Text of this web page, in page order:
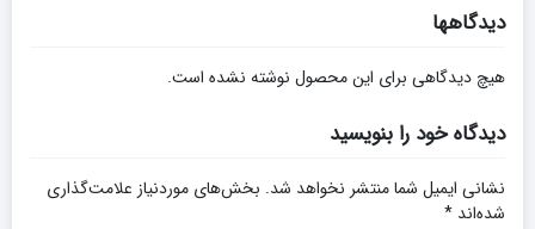
دیدگاهها
هیچ دیدگاهی برای این محصول نوشته نشده است.
دیدگاه خود را بنویسید
نشانی ایمیل شما منتشر نخواهد شد. بخش‌های موردنیاز علامت‌گذاری
شده‌اند *